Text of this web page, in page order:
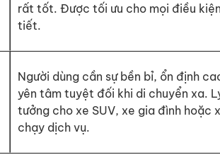
rất tốt. Được tối ưu cho mọi điều
tiết.
Người dùng cần sự bền bỉ, ổn định
yên tâm tuyệt đối khi di chuyển xa.
tưởng cho xe SUV, xe gia đình hoặc
chạy dịch vụ.